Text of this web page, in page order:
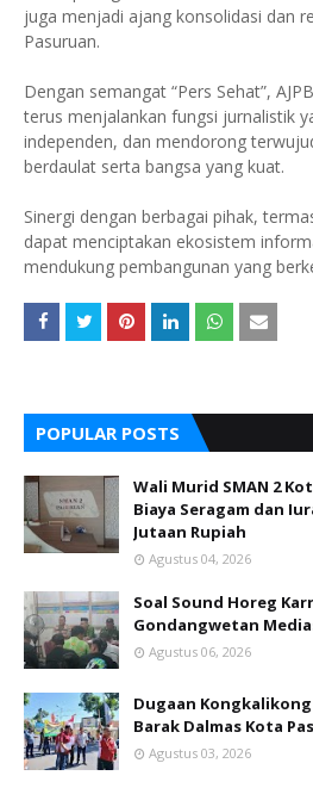
juga menjadi ajang konsolidasi dan
Pasuruan.
Dengan semangat “Pers Sehat”,
terus menjalankan fungsi jurnalistik
independen, dan mendorong
berdaulat serta bangsa yang kuat.
Sinergi dengan berbagai pihak,
dapat menciptakan ekosistem
mendukung pembangunan yang
POPULAR POSTS
Wali Murid SMAN 2
Biaya Seragam dan
Jutaan Rupiah
Agustus 04, 2026
Soal Sound Horeg
Gondangwetan
Agustus 06, 2026
Dugaan
Barak Dalmas Kota
Agustus 03, 2026